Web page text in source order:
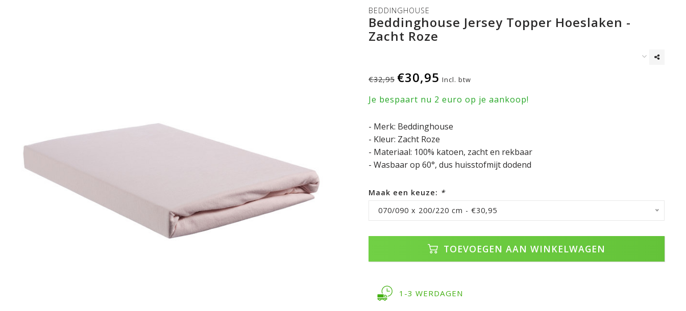
BEDDINGHOUSE
Beddinghouse Jersey Topper Hoeslaken -
Zacht Roze
€32,95 €30,95 Incl. btw
Je bespaart nu 2 euro op je aankoop!
- Merk: Beddinghouse
- Kleur: Zacht Roze
- Materiaal: 100% katoen, zacht en rekbaar
- Wasbaar op 60°, dus huisstofmijt dodend
Maak een keuze: *
070/090 x 200/220 cm - €30,95
TOEVOEGEN AAN WINKELWAGEN
1-3 WERDAGEN